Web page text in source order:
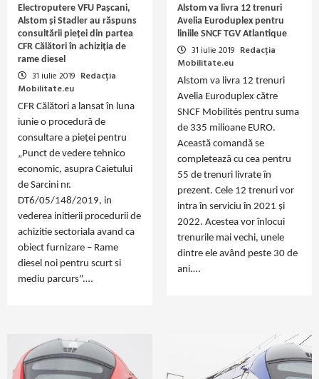
Electroputere VFU Pașcani,
Alstom și Stadler au răspuns
consultării pieței din partea
CFR Călători în achiziția de
rame diesel
31 iulie 2019 Redacția
Mobilitate.eu
CFR Călători a lansat în luna
iunie o procedură de
consultare a pieței pentru
„Punct de vedere tehnico
economic, asupra Caietului
de Sarcini nr.
DT6/05/148/2019, in
vederea initierii procedurii de
achizitie sectoriala avand ca
obiect furnizare – Rame
diesel noi pentru scurt si
mediu parcurs”.…
Alstom va livra 12 trenuri
Avelia Euroduplex pentru
liniile SNCF TGV Atlantique
31 iulie 2019 Redacția
Mobilitate.eu
Alstom va livra 12 trenuri
Avelia Euroduplex către
SNCF Mobilités pentru suma
de 335 milioane EURO.
Această comandă se
completează cu cea pentru
55 de trenuri livrate în
prezent. Cele 12 trenuri vor
intra în serviciu în 2021 și
2022. Acestea vor înlocui
trenurile mai vechi, unele
dintre ele având peste 30 de
ani.…